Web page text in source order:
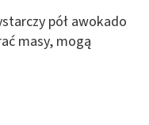
pół awokado
masy, mogą